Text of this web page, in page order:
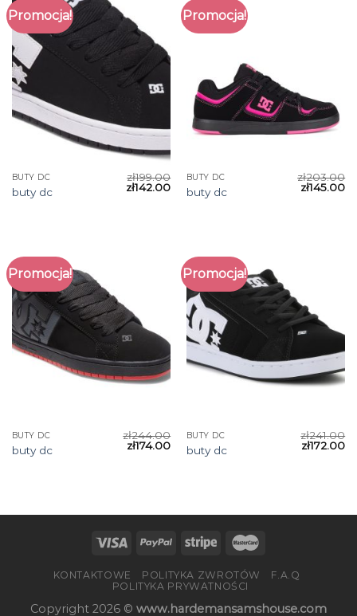
Promocja!
BUTY DC
buty dc
zł199.00
zł142.00
Promocja!
BUTY DC
buty dc
zł203.00
zł145.00
Promocja!
BUTY DC
buty dc
zł244.00
zł174.00
Promocja!
BUTY DC
buty dc
zł241.00
zł172.00
KONTAKTOWE POLITYKA ZWROTÓW
F.A.Q
POLITYKA PRYWATNOŚCI
Copyright 2026 © www.hardemansamshouse.com